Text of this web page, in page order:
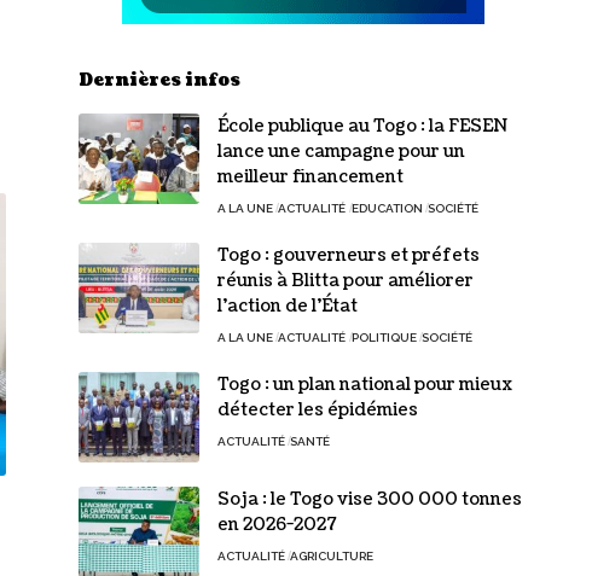
Dernières infos
École publique au Togo : la FESEN
lance une campagne pour un
meilleur financement
A LA UNE ACTUALITÉ EDUCATION SOCIÉTÉ
Togo : gouverneurs et préfets
réunis à Blitta pour améliorer
l’action de l’État
A LA UNE ACTUALITÉ POLITIQUE SOCIÉTÉ
Togo : un plan national pour mieux
détecter les épidémies
ACTUALITÉ SANTÉ
Soja : le Togo vise 300 000 tonnes
en 2026-2027
ACTUALITÉ AGRICULTURE